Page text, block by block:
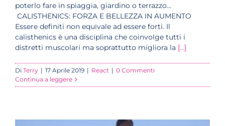
poterlo fare in spiaggia, giardino o terrazzo…
CALISTHENICS: FORZA E BELLEZZA IN AUMENTO
Essere definiti non equivale ad essere forti. Il
calisthenics è una disciplina che coinvolge tutti i
distretti muscolari ma soprattutto migliora la [...]
Di Terry | 17 Aprile 2019 | React | 0 Commenti
Continua a leggere